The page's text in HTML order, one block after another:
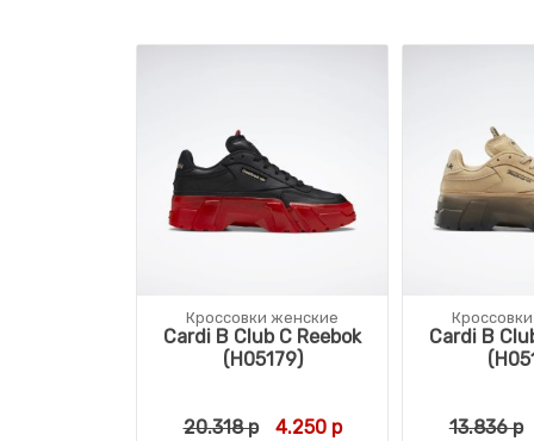
Кроссовки женские
Cardi B Club C Reebok
(H05179)
20.318р Первоначальная цена
4.250рТекущая цена: 4.250
Cardi B
13.836р